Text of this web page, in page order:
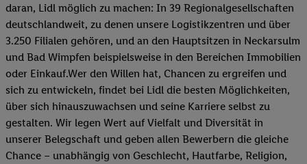
daran, Lidl möglich zu machen: In 39 Regionalgesellschaften
deutschlandweit, zu denen unsere Logistikzentren und über
3.250 Filialen gehören, und an den Hauptsitzen in Neckarsulm
und Bad Wimpfen beispielsweise in den Bereichen Immobilien
oder Einkauf.Wer den Willen hat, Chancen zu ergreifen und
sich zu entwickeln, findet bei Lidl die besten Möglichkeiten,
über sich hinauszuwachsen und seine Karriere selbst zu
gestalten. Wir legen Wert auf Vielfalt und Diversität in
unserer Belegschaft und geben allen Bewerbern die gleiche
Chance – unabhängig von Geschlecht, Hautfarbe, Religion,